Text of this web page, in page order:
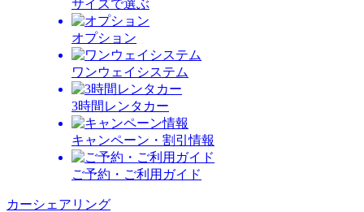
サイズで選ぶ
オプション
ワンウェイシステム
3時間レンタカー
キャンペーン・割引情報
ご予約・ご利用ガイド
カーシェアリング